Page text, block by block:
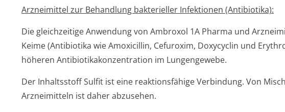
Arzneimittel zur Behandlung bakterieller Infektionen (Antibiotika):
Die gleichzeitige Anwendung von Ambroxol 1A Pharma und
Keime (Antibiotika wie Amoxicillin, Cefuroxim, Doxycyclin und
höheren Antibiotikakon­zentration im Lungengewebe.
Der Inhaltsstoff Sulfit ist eine reaktionsfähige Verbindung. Von
Arzneimitteln ist daher abzusehen.